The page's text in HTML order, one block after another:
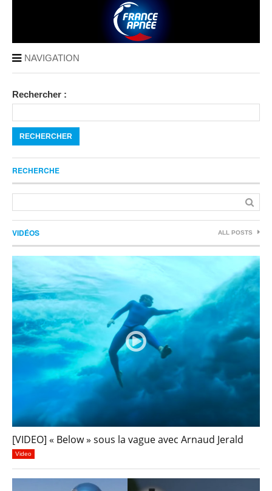
NAVIGATION
Rechercher :
RECHERCHE
VIDÉOS ALL POSTS
[VIDEO] « Below » sous la vague avec Arnaud Jerald
Video